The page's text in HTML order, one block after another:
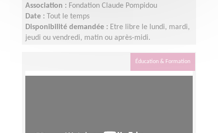
Association : Fondation Claude Pompidou
Date :
Tout le temps
Disponibilité demandée : Etre libre le lundi, mardi,
jeudi ou vendredi, matin ou après-midi.
Éducation & Formation